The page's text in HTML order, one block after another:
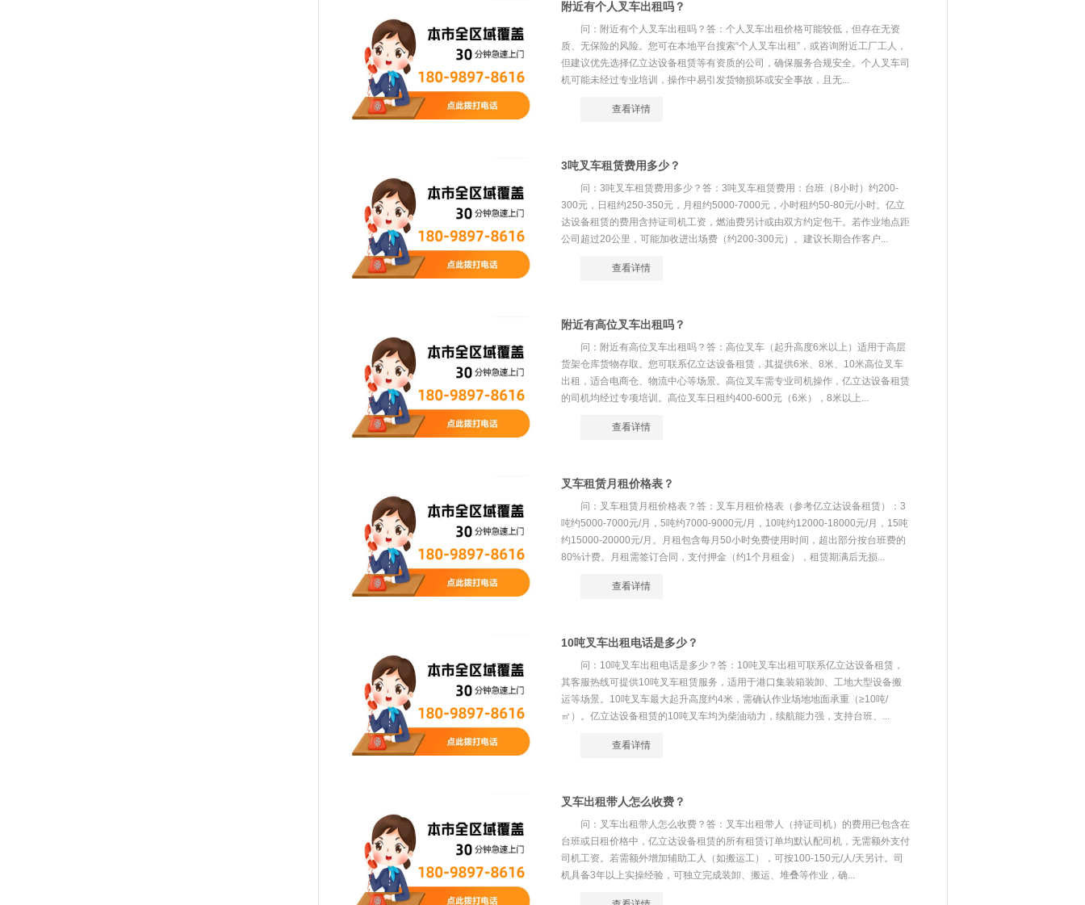
附近有个人叉车出租吗？
问：附近有个人叉车出租吗？答：个人叉车出租价格可能较低，但存在无资
质、无保险的风险。您可在本地平台搜索“个人叉车出租”，或咨询附近工厂工人，
但建议优先选择亿立达设备租赁等有资质的公司，确保服务合规安全。个人叉车司
机可能未经过专业培训，操作中易引发货物损坏或安全事故，且无...
查看详情
3吨叉车租赁费用多少？
问：3吨叉车租赁费用多少？答：3吨叉车租赁费用：台班（8小时）约200-
300元，日租约250-350元，月租约5000-7000元，小时租约50-80元/小时。亿立
达设备租赁的费用含持证司机工资，燃油费另计或由双方约定包干。若作业地点距
公司超过20公里，可能加收进出场费（约200-300元）。建议长期合作客户...
查看详情
附近有高位叉车出租吗？
问：附近有高位叉车出租吗？答：高位叉车（起升高度6米以上）适用于高层
货架仓库货物存取。您可联系亿立达设备租赁，其提供6米、8米、10米高位叉车
出租，适合电商仓、物流中心等场景。高位叉车需专业司机操作，亿立达设备租赁
的司机均经过专项培训。高位叉车日租约400-600元（6米），8米以上...
查看详情
叉车租赁月租价格表？
问：叉车租赁月租价格表？答：叉车月租价格表（参考亿立达设备租赁）：3
吨约5000-7000元/月，5吨约7000-9000元/月，10吨约12000-18000元/月，15吨
约15000-20000元/月。月租包含每月50小时免费使用时间，超出部分按台班费的
80%计费。月租需签订合同，支付押金（约1个月租金），租赁期满后无损...
查看详情
10吨叉车出租电话是多少？
问：10吨叉车出租电话是多少？答：10吨叉车出租可联系亿立达设备租赁，
其客服热线可提供10吨叉车租赁服务，适用于港口集装箱装卸、工地大型设备搬
运等场景。10吨叉车最大起升高度约4米，需确认作业场地地面承重（≥10吨/
㎡）。亿立达设备租赁的10吨叉车均为柴油动力，续航能力强，支持台班、...
查看详情
叉车出租带人怎么收费？
问：叉车出租带人怎么收费？答：叉车出租带人（持证司机）的费用已包含在
台班或日租价格中，亿立达设备租赁的所有租赁订单均默认配司机，无需额外支付
司机工资。若需额外增加辅助工人（如搬运工），可按100-150元/人/天另计。司
机具备3年以上实操经验，可独立完成装卸、搬运、堆叠等作业，确...